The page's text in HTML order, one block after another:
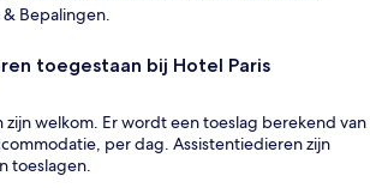
Bepalingen.
toegestaan bij Hotel Paris
zijn welkom. Er wordt een toeslag berekend van
per dag. Assistentiedieren zijn
toeslagen.